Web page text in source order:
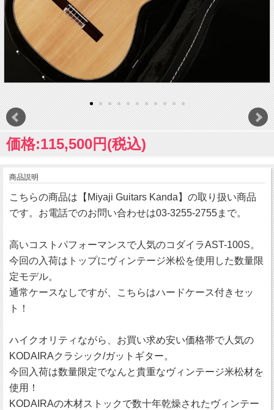
価格:115,500円(税込)
商品説明
こちらの商品は【Miyaji Guitars Kanda】の取り扱い商品
です。お電話でのお問い合わせは03-3255-2755まで。
高いコストパフォーマンスで人気のコダイラAST-100S。
今回の入荷はトップにヴィンテージ米松を使用した数量限
定モデル。
通常ケースなしですが、こちらはハードケース付きセッ
ト！
ハイクオリティながら、お買い求め安い価格帯で人気の
KODAIRAクラシック/ガットギター。
今回入荷は数量限定でなんと貴重なヴィンテージ米松材を
使用！
KODAIRAの木材ストックで数十年乾燥されたヴィンテー